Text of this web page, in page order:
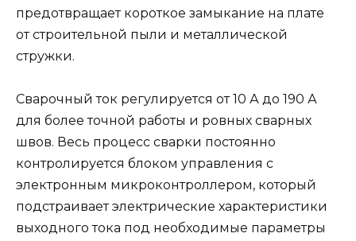
предотвращает короткое замыкание на плате
от строительной пыли и металлической
стружки.
Сварочный ток регулируется от 10 А до 190 А
для более точной работы и ровных сварных
швов. Весь процесс сварки постоянно
контролируется блоком управления с
электронным микроконтроллером, который
подстраивает электрические характеристики
выходного тока под необходимые параметры